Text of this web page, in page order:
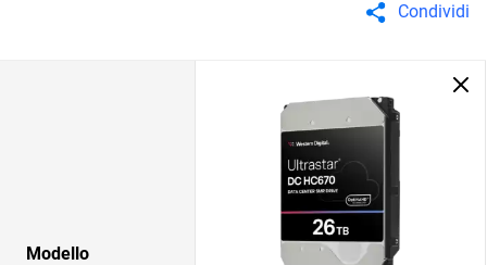
Condividi
Modello